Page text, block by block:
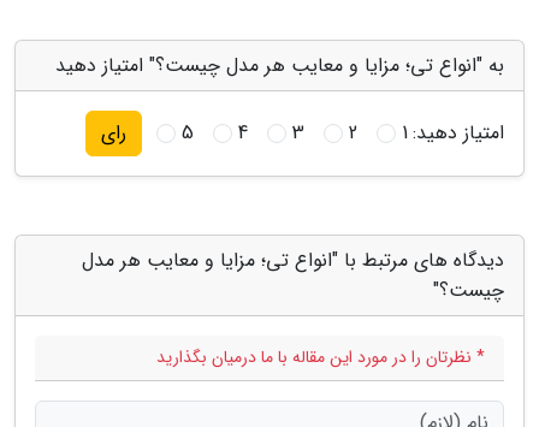
به "انواع تی؛ مزایا و معایب هر مدل چیست؟" امتیاز دهید
امتیاز دهید:1
2
3
4
5 رای
دیدگاه های مرتبط با "انواع تی؛ مزایا و معایب هر مدل
چیست؟"
* نظرتان را در مورد این مقاله با ما درمیان بگذارید